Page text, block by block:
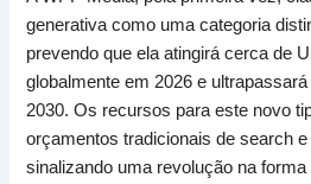
generativa como uma categoria
prevendo que ela atingirá cerca de
globalmente em 2026 e
2030. Os recursos para este novo
orçamentos tradicionais de search
sinalizando uma revolução na